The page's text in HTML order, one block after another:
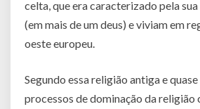
celta, que era caracterizado pela
(em mais de um deus) e viviam em
oeste europeu.
Segundo essa religião antiga e
processos de dominação da religião